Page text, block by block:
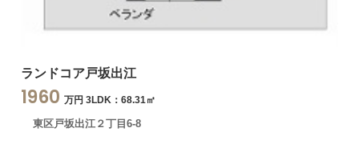
ランドコア戸坂出江
1960 万円 3LDK：68.31㎡
東区戸坂出江２丁目6-8